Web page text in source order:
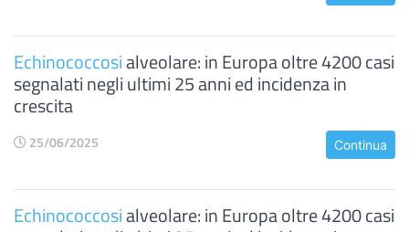
Echinococcosialveolare: in Europa oltre 4200 casi
segnalati negli ultimi 25 anni ed incidenza in
crescita
25/06/2025 Continua
Echinococcosialveolare: in Europa oltre 4200 casi